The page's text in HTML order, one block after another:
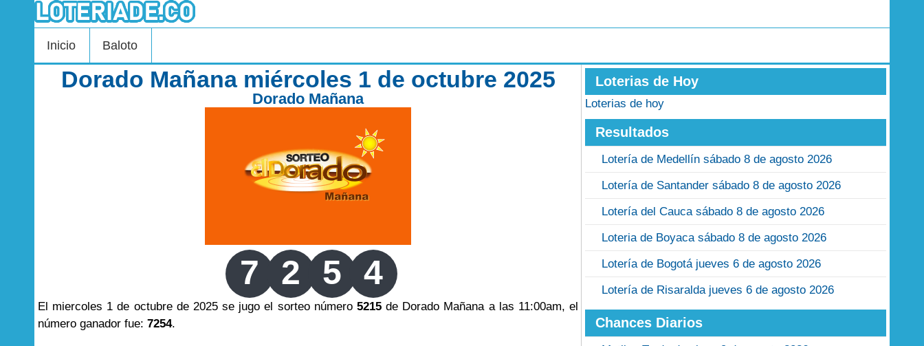
Inicio Baloto
Dorado Mañana miércoles 1 de octubre 2025
Dorado Mañana
7 2 5 4
El miercoles 1 de octubre de 2025 se jugo el sorteo número 5215 de Dorado Mañana a las 11:00am, el
número ganador fue: 7254.
Loterias de Hoy
Loterias de hoy
Resultados
Lotería de Medellín sábado 8 de agosto 2026
Lotería de Santander sábado 8 de agosto 2026
Lotería del Cauca sábado 8 de agosto 2026
Loteria de Boyaca sábado 8 de agosto 2026
Lotería de Bogotá jueves 6 de agosto 2026
Lotería de Risaralda jueves 6 de agosto 2026
Chances Diarios